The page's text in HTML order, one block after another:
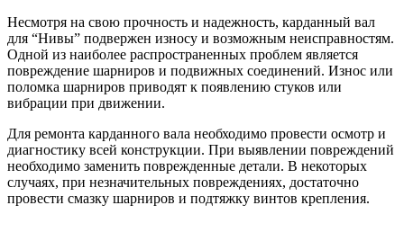
Несмотря на свою прочность и надежность, карданный вал
для “Нивы” подвержен износу и возможным неисправностям.
Одной из наиболее распространенных проблем является
повреждение шарниров и подвижных соединений. Износ или
поломка шарниров приводят к появлению стуков или
вибрации при движении.
Для ремонта карданного вала необходимо провести осмотр и
диагностику всей конструкции. При выявлении повреждений
необходимо заменить поврежденные детали. В некоторых
случаях, при незначительных повреждениях, достаточно
провести смазку шарниров и подтяжку винтов крепления.